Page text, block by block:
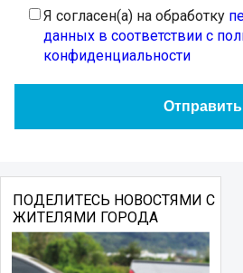
Я согласен(а) на обработку
данных в соответствии с
конфиденциальности
ПОДЕЛИТЕСЬ НОВОСТЯМИ С
ЖИТЕЛЯМИ ГОРОДА